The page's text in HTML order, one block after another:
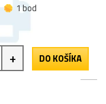
1 bod
+ DO KOŠÍKA